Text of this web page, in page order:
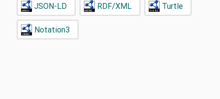
JSON-LD RDF/XML Turtle
Notation3